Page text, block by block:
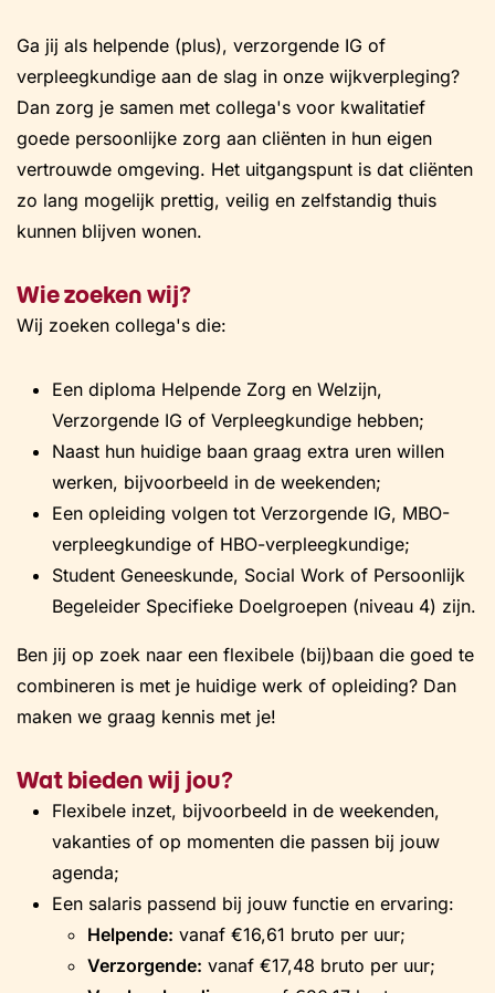
Ga jij als helpende (plus), verzorgende IG of
verpleegkundige aan de slag in onze wijkverpleging?
Dan zorg je samen met collega's voor kwalitatief
goede persoonlijke zorg aan cliënten in hun eigen
vertrouwde omgeving. Het uitgangspunt is dat cliënten
zo lang mogelijk prettig, veilig en zelfstandig thuis
kunnen blijven wonen.
Wie zoeken wij?
Wij zoeken collega's die:
Een diploma Helpende Zorg en Welzijn,
Verzorgende IG of Verpleegkundige hebben;
Naast hun huidige baan graag extra uren willen
werken, bijvoorbeeld in de weekenden;
Een opleiding volgen tot Verzorgende IG, MBO-
verpleegkundige of HBO-verpleegkundige;
Student Geneeskunde, Social Work of Persoonlijk
Begeleider Specifieke Doelgroepen (niveau 4) zijn.
Ben jij op zoek naar een flexibele (bij)baan die goed te
combineren is met je huidige werk of opleiding? Dan
maken we graag kennis met je!
Wat bieden wij jou?
Flexibele inzet, bijvoorbeeld in de weekenden,
vakanties of op momenten die passen bij jouw
agenda;
Een salaris passend bij jouw functie en ervaring:
Helpende: vanaf €16,61 bruto per uur;
Verzorgende: vanaf €17,48 bruto per uur;